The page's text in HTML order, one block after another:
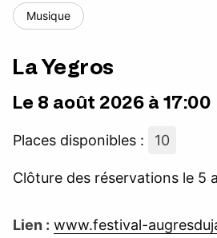
Musique
La Yegros
Le 8 août 2026 à 17:00
Places disponibles : 10
Clôture des réservations le 5
Lien : www.festival-